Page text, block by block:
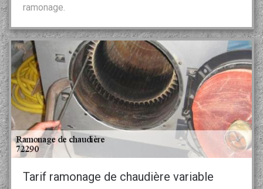
ramonage.
Tarif ramonage de chaudière variable